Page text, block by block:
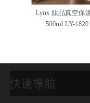
Lynx 鈦品真空保
500ml LY-1820
快速導航